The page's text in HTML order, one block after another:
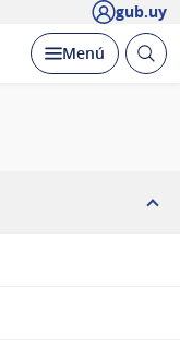
gub.uy
Desplegar
Menú Abrir